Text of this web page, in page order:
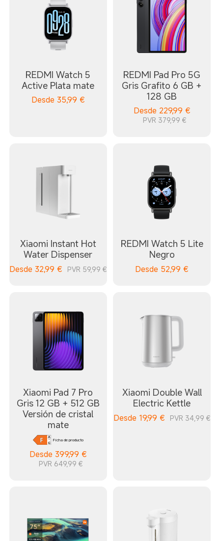
REDMI Watch 5
Active Plata mate
Desde 35,99 €
REDMI Pad Pro 5G
Gris Grafito 6 GB +
128 GB
Desde 229,99 €
PVR 379,99 €
Xiaomi Instant Hot
Water Dispenser
Desde 32,99 € PVR 59,99 €
REDMI Watch 5 Lite
Negro
Desde 52,99 €
Xiaomi Pad 7 Pro
Gris 12 GB + 512 GB
Versión de cristal
mate
Ficha de producto
Desde 399,99 €
PVR 649,99 €
Xiaomi Double Wall
Electric Kettle
Desde 19,99 € PVR 34,99 €